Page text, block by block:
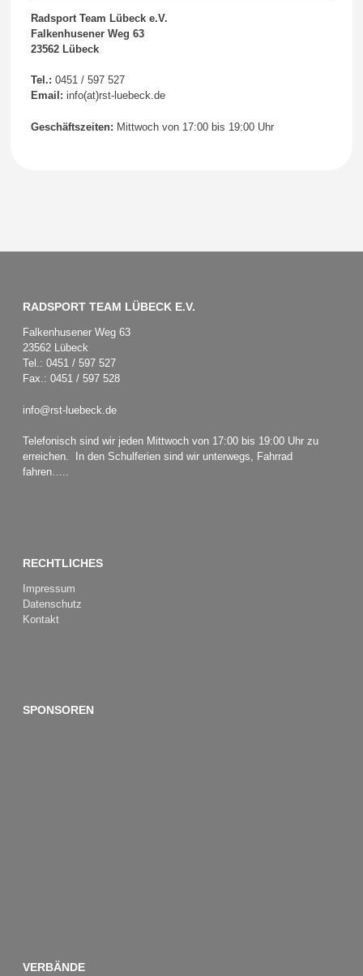
Radsport Team Lübeck e.V.
Falkenhusener Weg 63
23562 Lübeck
Tel.: 0451 / 597 527
Email: info(at)rst-luebeck.de
Geschäftszeiten: Mittwoch von 17:00 bis 19:00 Uhr
RADSPORT TEAM LÜBECK E.V.
Falkenhusener Weg 63
23562 Lübeck
Tel.: 0451 / 597 527
Fax.: 0451 / 597 528
info@rst-luebeck.de
Telefonisch sind wir jeden Mittwoch von 17:00 bis 19:00 Uhr zu
erreichen. In den Schulferien sind wir unterwegs, Fahrrad
fahren…..
RECHTLICHES
Impressum
Datenschutz
Kontakt
SPONSOREN
VERBÄNDE